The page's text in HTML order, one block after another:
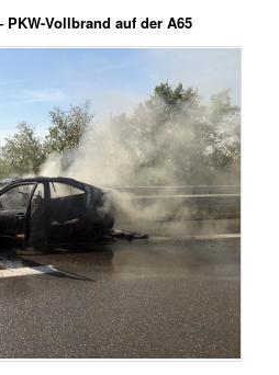
PKW-Vollbrand auf der A65